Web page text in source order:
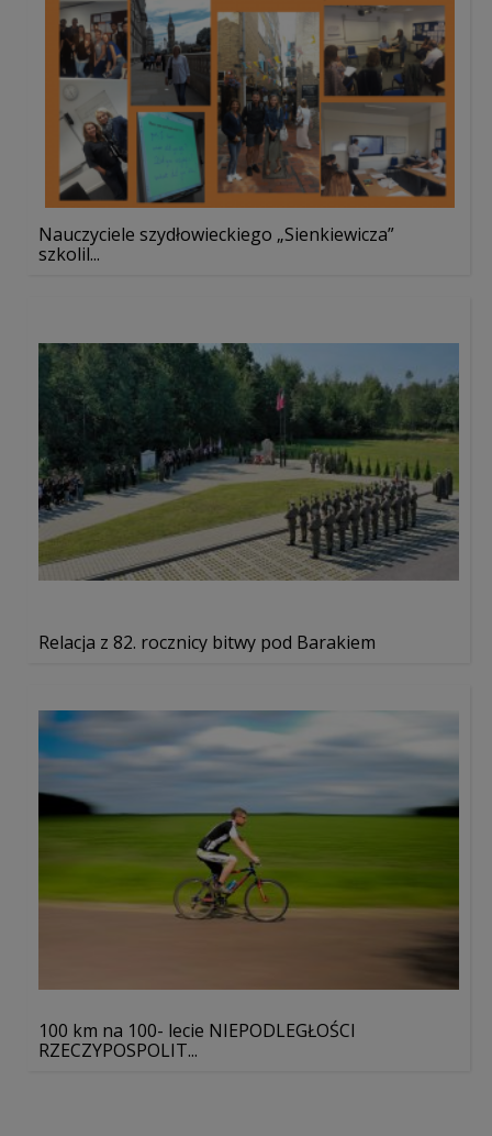
Nauczyciele szydłowieckiego „Sienkiewicza”
szkolil...
Relacja z 82. rocznicy bitwy pod Barakiem
100 km na 100- lecie NIEPODLEGŁOŚCI
RZECZYPOSPOLIT...